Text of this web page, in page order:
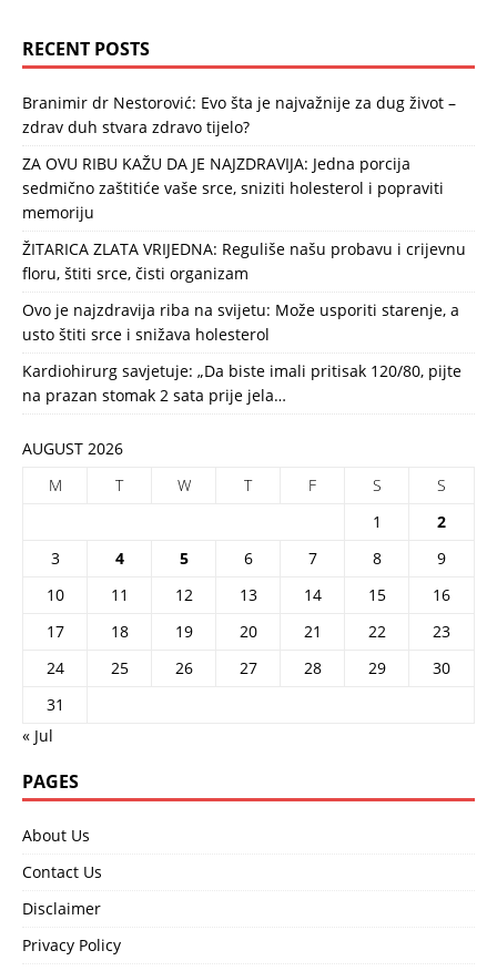
RECENT POSTS
Branimir dr Nestorović: Evo šta je najvažnije za dug život –
zdrav duh stvara zdravo tijelo?
ZA OVU RIBU KAŽU DA JE NAJZDRAVIJA: Jedna porcija
sedmično zaštitiće vaše srce, sniziti holesterol i popraviti
memoriju
ŽITARICA ZLATA VRIJEDNA: Reguliše našu probavu i crijevnu
floru, štiti srce, čisti organizam
Ovo je najzdravija riba na svijetu: Može usporiti starenje, a
usto štiti srce i snižava holesterol
Kardiohirurg savjetuje: „Da biste imali pritisak 120/80, pijte
na prazan stomak 2 sata prije jela…
AUGUST 2026
M
T W T F S
S
1
2
3
4 5 6 7 8
9
10
11 12 13 14 15
16
17
18 19 20 21 22
23
24
25 26 27 28 29
30
31
« Jul
PAGES
About Us
Contact Us
Disclaimer
Privacy Policy